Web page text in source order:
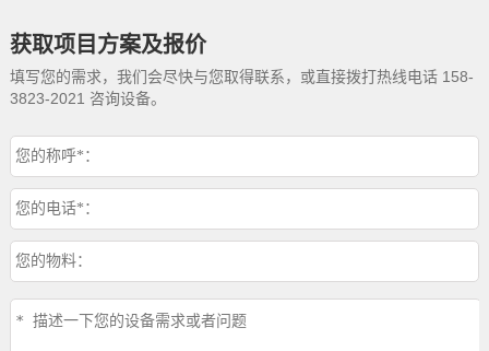
获取项目方案及报价
填写您的需求，我们会尽快与您取得联系，或直接拨打热线电话 158-
3823-2021 咨询设备。